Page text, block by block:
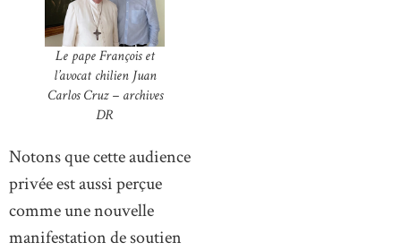
Le pape François et
l’avocat chilien Juan
Carlos Cruz – archives
DR
Notons que cette audience
privée est aussi perçue
comme une nouvelle
manifestation de soutien